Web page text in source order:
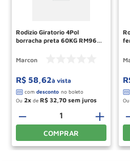
Rodizio Giratorio 4Pol
borracha preta 60KG RM96
Marcon
R$ 58,62à vista
Ou 2 de R$ 32,70
＋
－
COMPRAR
Ou